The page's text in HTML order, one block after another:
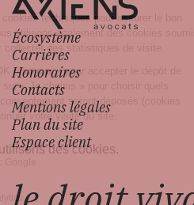
Écosystème
Carrières
Honoraires
Contacts
Mentions légales
Plan du site
Espace client